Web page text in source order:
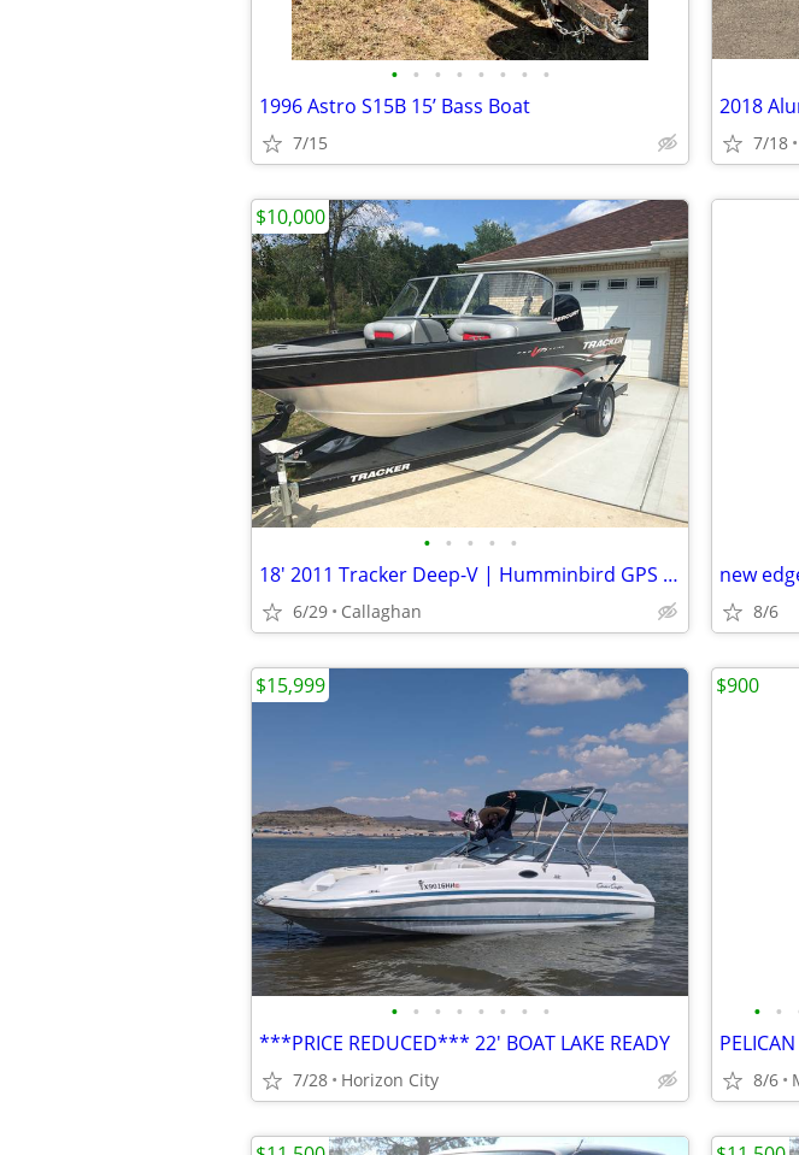
• • • • • • • •
1996 Astro S15B 15’ Bass Boat
7/15 7/18
• • • • •
18' 2011 Tracker Deep-V | Humminbird GPS | Turnkey 235712
6/29 Callaghan
$10,000
8/6
• • • • • • • •
***PRICE REDUCED*** 22' BOAT LAKE READY
7/28 Horizon City
$15,999
• •
8/6
$900